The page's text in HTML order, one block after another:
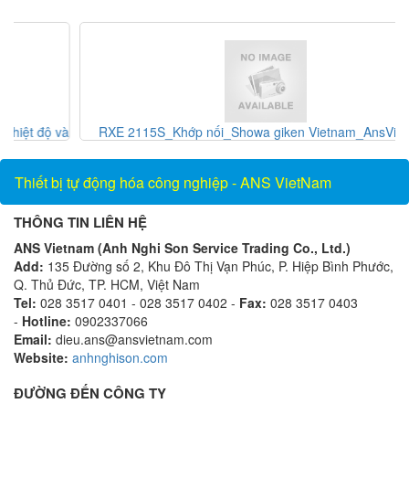
RXE 2115S_Khớp nối_Showa giken Vietnam_AnsVietnam
Thiết bị tự động hóa công nghiệp - ANS VietNam
THÔNG TIN LIÊN HỆ
ANS Vietnam (Anh Nghi Son Service Trading Co., Ltd.)
Add: 135 Đường số 2, Khu Đô Thị Vạn Phúc, P. Hiệp Bình Phước,
Q. Thủ Đức, TP. HCM, Việt Nam
Tel: 028 3517 0401 - 028 3517 0402 - Fax: 028 3517 0403
- Hotline: 0902337066
Email: dieu.ans@ansvietnam.com
Website: anhnghison.com
ĐƯỜNG ĐẾN CÔNG TY